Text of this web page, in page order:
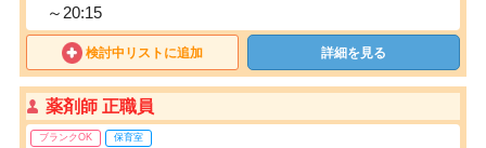
～20:15
検討中リストに追加 詳細を見る
薬剤師 正職員
ブランクOK 保育室